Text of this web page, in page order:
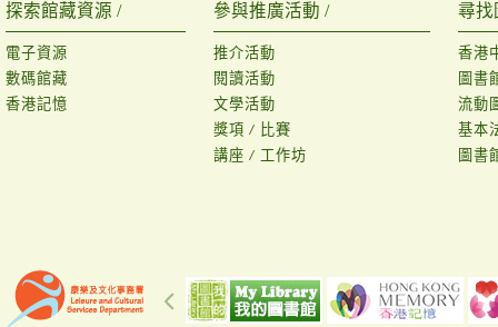
探索館藏資源 /
電子資源
數碼館藏
香港記憶
參與推廣活動 /
推介活動
閱讀活動
文學活動
獎項 / 比賽
講座 / 工作坊
尋找
香港
圖書
流動
基本
圖書